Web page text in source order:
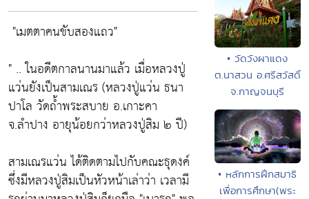
"เมตตาคนขับสองแถว"
" ..ในอดีตกาลนานมาแล้ว เมื่อหลวงปู่
แว่นยังเป็นสามเณร (หลวงปู่แว่น ธนา
ปาโล วัดถ้ำพระสบาย อ.เกาะคา
จ.ลำปาง อายุน้อยกว่าหลวงปู่สิม ๒ ปี)
สามเณรแว่น ได้ติดตามไปกับคณะธุดงค์
ซึ่งมีหลวงปู่สิมเป็นหัวหน้าเล่าว่า เวลามี
• วัดวังผาแดง
ต.นาสวน อ.ศรีสวัสดิ์
จ.กาญจนบุรี
• หลักการฝึกสมาธิ
เพื่อการศึกษา(พระ